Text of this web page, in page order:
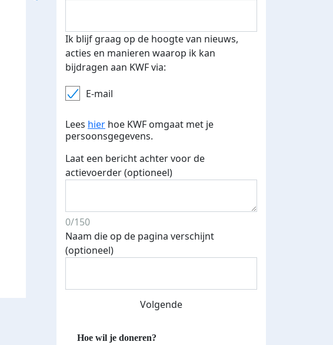
Ik blijf graag op de hoogte van nieuws,
acties en manieren waarop ik kan
bijdragen aan KWF via:
E-mail
Lees hier hoe KWF omgaat met je
persoonsgegevens.
Laat een bericht achter voor de
actievoerder (optioneel)
0/150
Naam die op de pagina verschijnt
(optioneel)
Volgende